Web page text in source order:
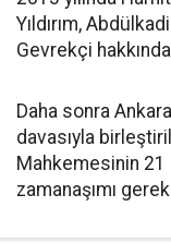
Yıldırım,
Gevrekçi
Daha sonra
davasıyla
Mahkemesinin 21
zamanaşımı